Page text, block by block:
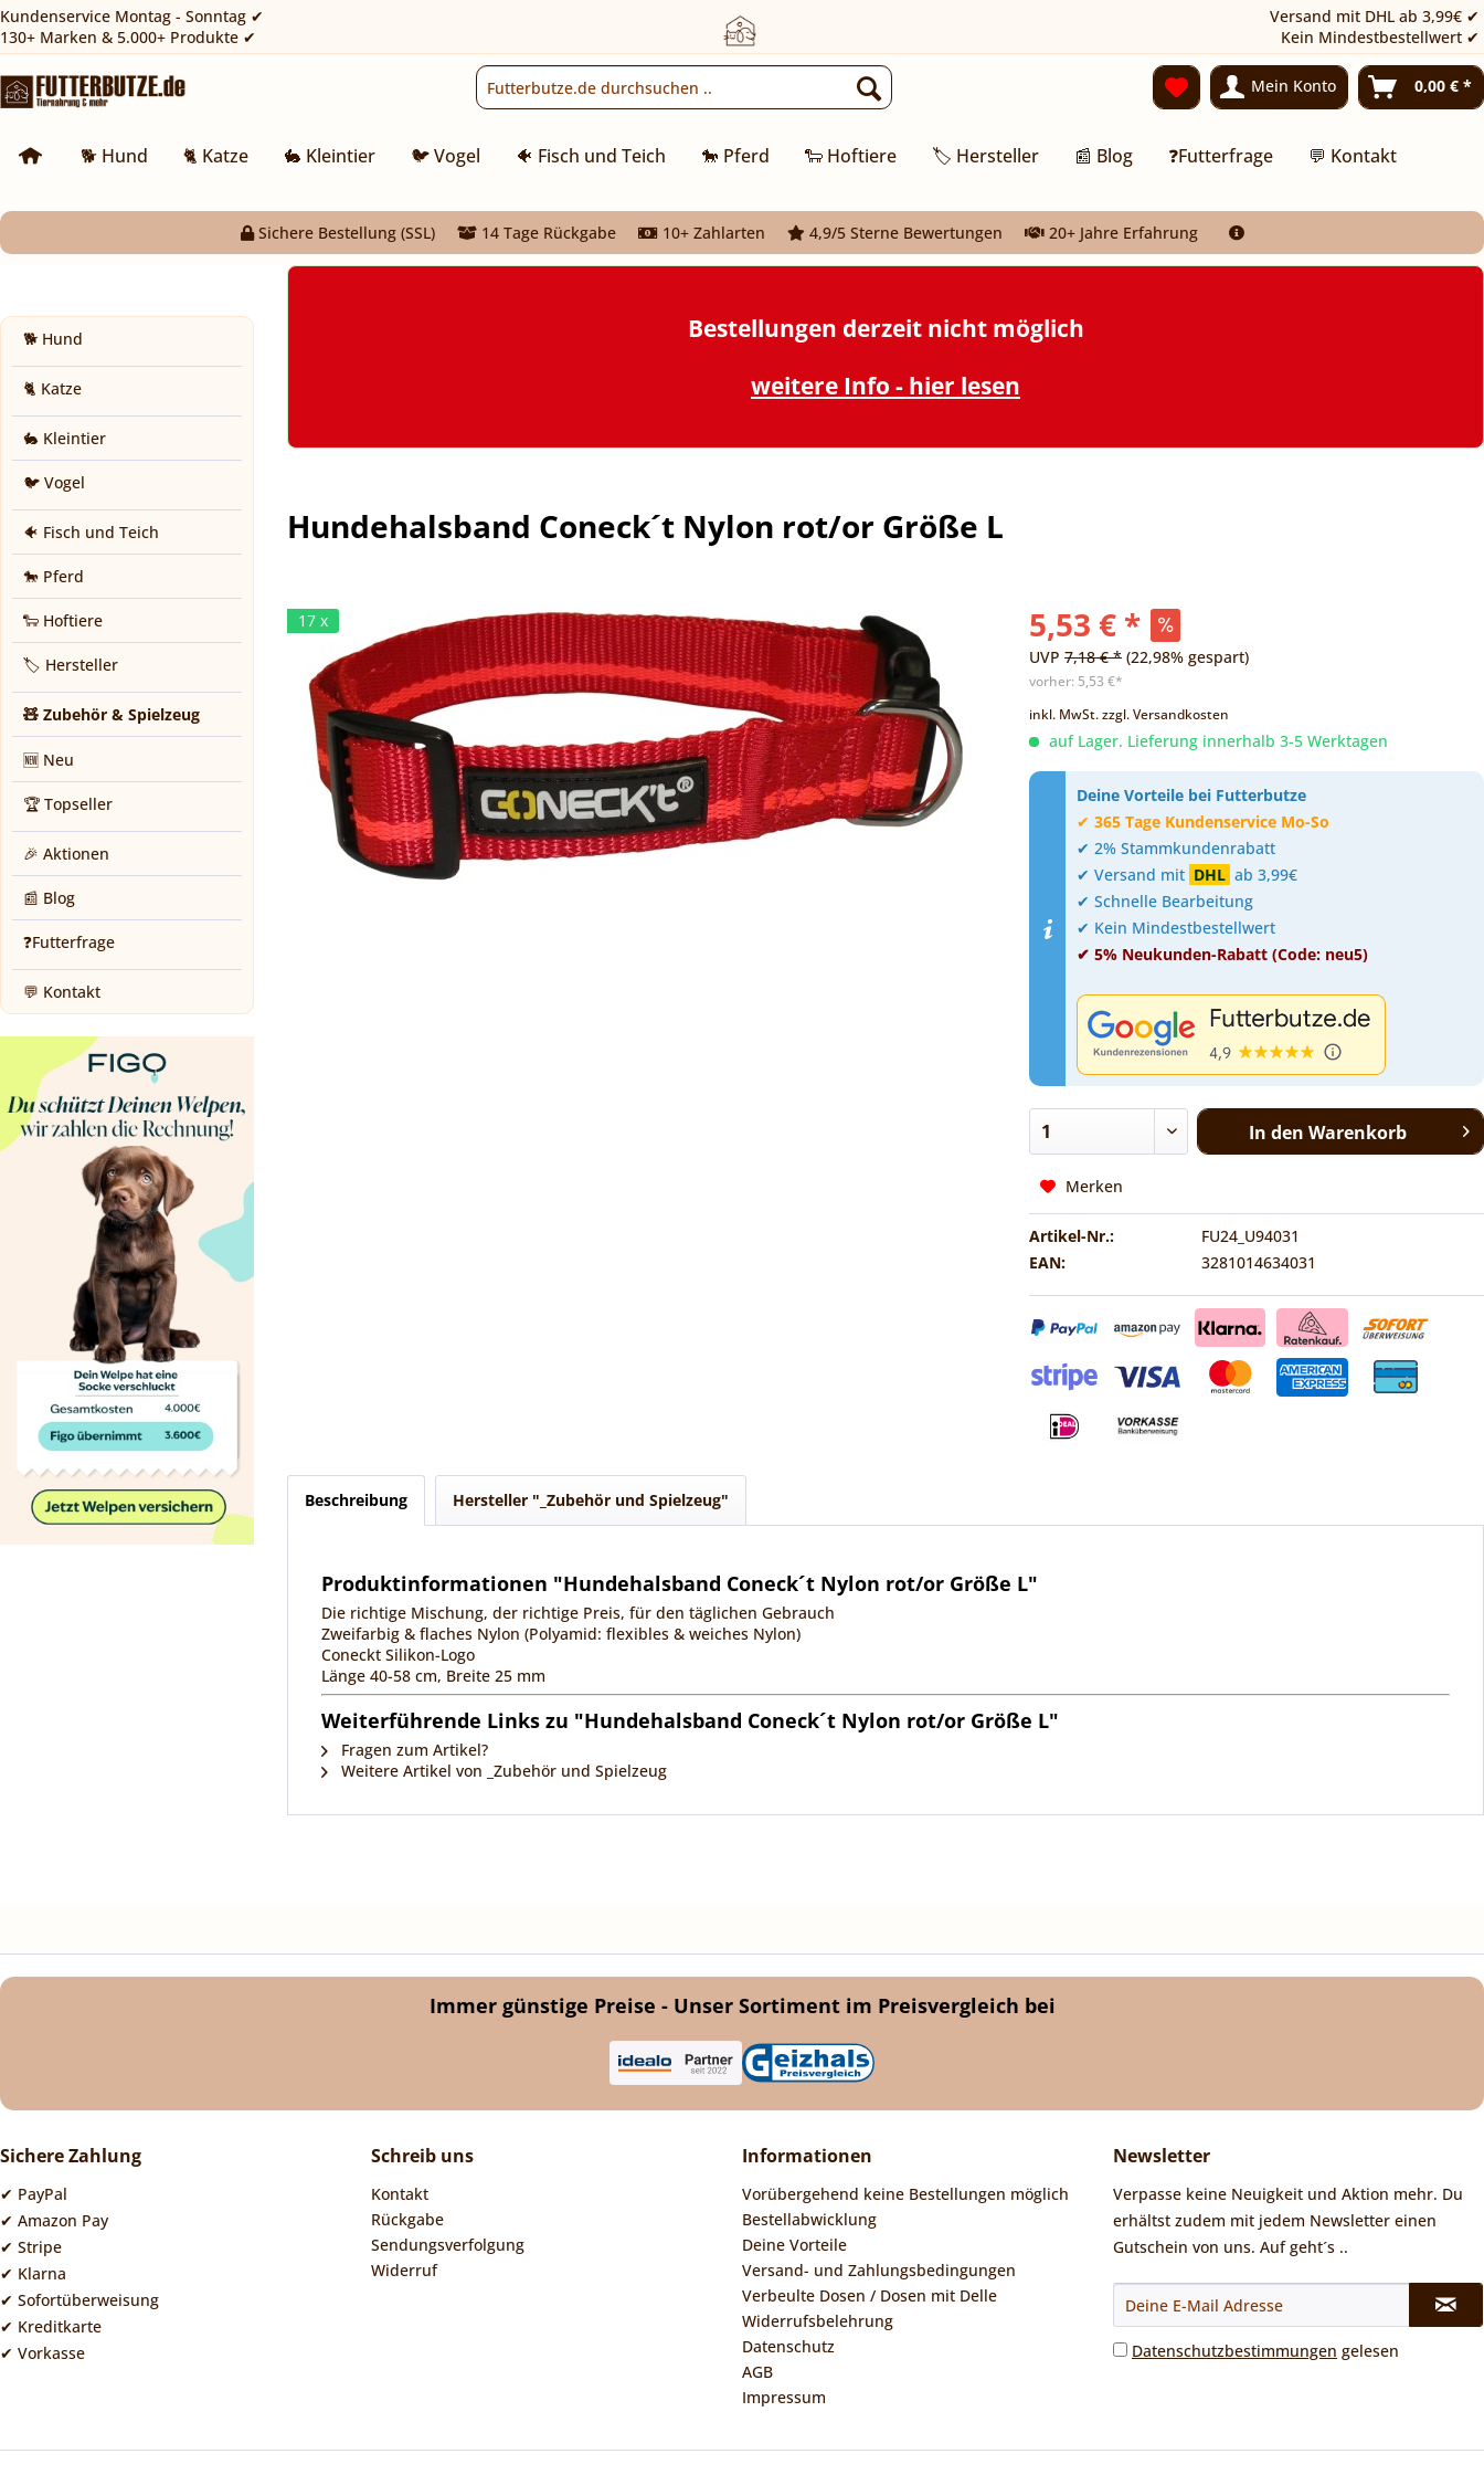
Kundenservice Montag - Sonntag ✔
130+ Marken & 5.000+ Produkte ✔
Versand mit DHL ab 3,99€ ✔
Kein Mindestbestellwert ✔
Mein Konto 0,00 € *
🐕 Hund 🐈 Katze 🐇 Kleintier 🐦 Vogel 🐠 Fisch und Teich 🐎 Pferd 🐑 Hoftiere 🏷️ Hersteller 📰 Blog ❓Futterfrage 💬 Kontakt
Sichere Bestellung (SSL) 14 Tage Rückgabe 10+ Zahlarten 4,9/5 Sterne Bewertungen 20+ Jahre Erfahrung
🐕 Hund
🐈 Katze
🐇 Kleintier
🐦 Vogel
🐠 Fisch und Teich
🐎 Pferd
🐑 Hoftiere
🏷️ Hersteller
🧸 Zubehör & Spielzeug
🆕 Neu
🏆 Topseller
🎉 Aktionen
📰 Blog
❓Futterfrage
💬 Kontakt
Bestellungen derzeit nicht möglich
weitere Info - hier lesen
Hundehalsband Coneck´t Nylon rot/or Größe L
17 x 5,53 € *
UVP7,18 € * (22,98% gespart)
vorher: 5,53 €*
inkl. MwSt.zzgl. Versandkosten
auf Lager. Lieferung innerhalb 3-5 Werktagen
Deine Vorteile bei Futterbutze
✔365 Tage Kundenservice Mo-So
✔ 2% Stammkundenrabatt
✔ Versand mit DHL ab 3,99€
✔ Schnelle Bearbeitung
✔ Kein Mindestbestellwert
✔ 5% Neukunden-Rabatt (Code: neu5)
In den Warenkorb
Merken
Artikel-Nr.:
FU24_U94031
EAN:
3281014634031
Beschreibung Hersteller "_Zubehör und Spielzeug"
Produktinformationen "Hundehalsband Coneck´t Nylon rot/or Größe L"
Die richtige Mischung, der richtige Preis, für den täglichen Gebrauch
Zweifarbig & flaches Nylon (Polyamid: flexibles & weiches Nylon)
Coneckt Silikon-Logo
Länge 40-58 cm, Breite 25 mm
Weiterführende Links zu "Hundehalsband Coneck´t Nylon rot/or Größe L"
Fragen zum Artikel?
Weitere Artikel von _Zubehör und Spielzeug
Immer günstige Preise - Unser Sortiment im Preisvergleich bei
Sichere Zahlung
✔ PayPal
✔ Amazon Pay
✔ Stripe
✔ Klarna
✔ Sofortüberweisung
✔ Kreditkarte
✔ Vorkasse
Schreib uns
Kontakt
Rückgabe
Sendungsverfolgung
Widerruf
Informationen
Vorübergehend keine Bestellungen möglich
Bestellabwicklung
Deine Vorteile
Versand- und Zahlungsbedingungen
Verbeulte Dosen / Dosen mit Delle
Widerrufsbelehrung
Datenschutz
AGB
Impressum
Newsletter
Verpasse keine Neuigkeit und Aktion mehr. Du
erhältst zudem mit jedem Newsletter einen
Gutschein von uns. Auf geht´s ..
Datenschutzbestimmungen gelesen